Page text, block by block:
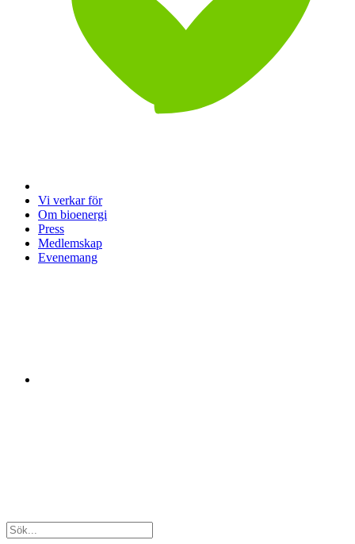
Vi verkar för
Om bioenergi
Press
Medlemskap
Evenemang